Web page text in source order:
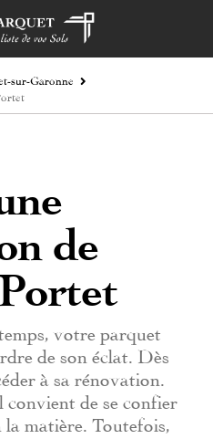
sur-Garonne
de
votre parquet
de son éclat. Dès
à sa rénovation.
de se confier
la matière. Toutefois,